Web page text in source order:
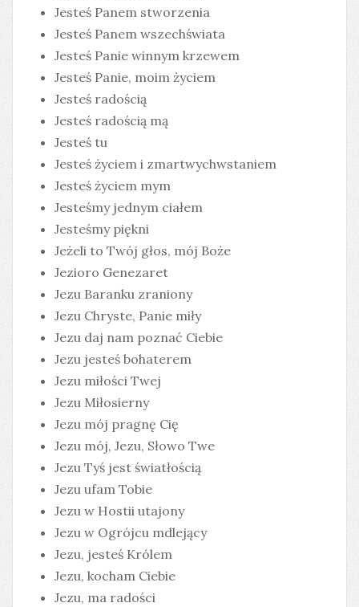
Jesteś Panem stworzenia
Jesteś Panem wszechświata
Jesteś Panie winnym krzewem
Jesteś Panie, moim życiem
Jesteś radością
Jesteś radością mą
Jesteś tu
Jesteś życiem i zmartwychwstaniem
Jesteś życiem mym
Jesteśmy jednym ciałem
Jesteśmy piękni
Jeżeli to Twój głos, mój Boże
Jezioro Genezaret
Jezu Baranku zraniony
Jezu Chryste, Panie miły
Jezu daj nam poznać Ciebie
Jezu jesteś bohaterem
Jezu miłości Twej
Jezu Miłosierny
Jezu mój pragnę Cię
Jezu mój, Jezu, Słowo Twe
Jezu Tyś jest światłością
Jezu ufam Tobie
Jezu w Hostii utajony
Jezu w Ogrójcu mdlejący
Jezu, jesteś Królem
Jezu, kocham Ciebie
Jezu, ma radości